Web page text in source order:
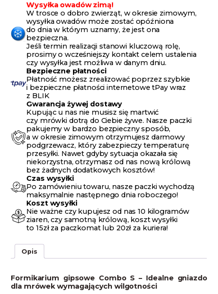
Wysyłka owadów zimą!
W trosce o dobro zwierząt, w okresie zimowym,
wysyłka owadów może zostać opóźniona
do dnia w którym uznamy, że jest ona
bezpieczna.
Jeśli termin realizacji stanowi kluczową rolę,
prosimy o wcześniejszy kontakt celem ustalenia
czy wysyłka jest możliwa w danym dniu.
Bezpieczne płatności
Płatność możesz zrealizować poprzez szybkie
i bezpieczne płatności internetowe tPay wraz
z BLIK
Gwarancja żywej dostawy
Kupując u nas nie musisz się martwić
czy mrówki dotrą do Ciebie żywe. Nasze paczki
pakujemy w bardzo bezpieczny sposób,
a w okresie zimowym otrzymujesz darmowy
podgrzewacz, który zabezpieczy temperaturę
przesyłki. Nawet gdyby sytuacja okazała się
niekorzystna, otrzymasz od nas nową królową
bez żadnych dodatkowych kosztów!
Czas wysyłki
Po zamówieniu towaru, nasze paczki wychodzą
maksymalnie następnego dnia roboczego!
Koszt wysyłki
Nie ważne czy kupujesz od nas 10 kilogramów
ziaren, czy samotną królową, koszt wysyłki
to 15zł za paczkomat lub 20zł za kuriera!
Opis
Formikarium gipsowe Combo S – Idealne gniazdo
dla mrówek wymagających wilgotności